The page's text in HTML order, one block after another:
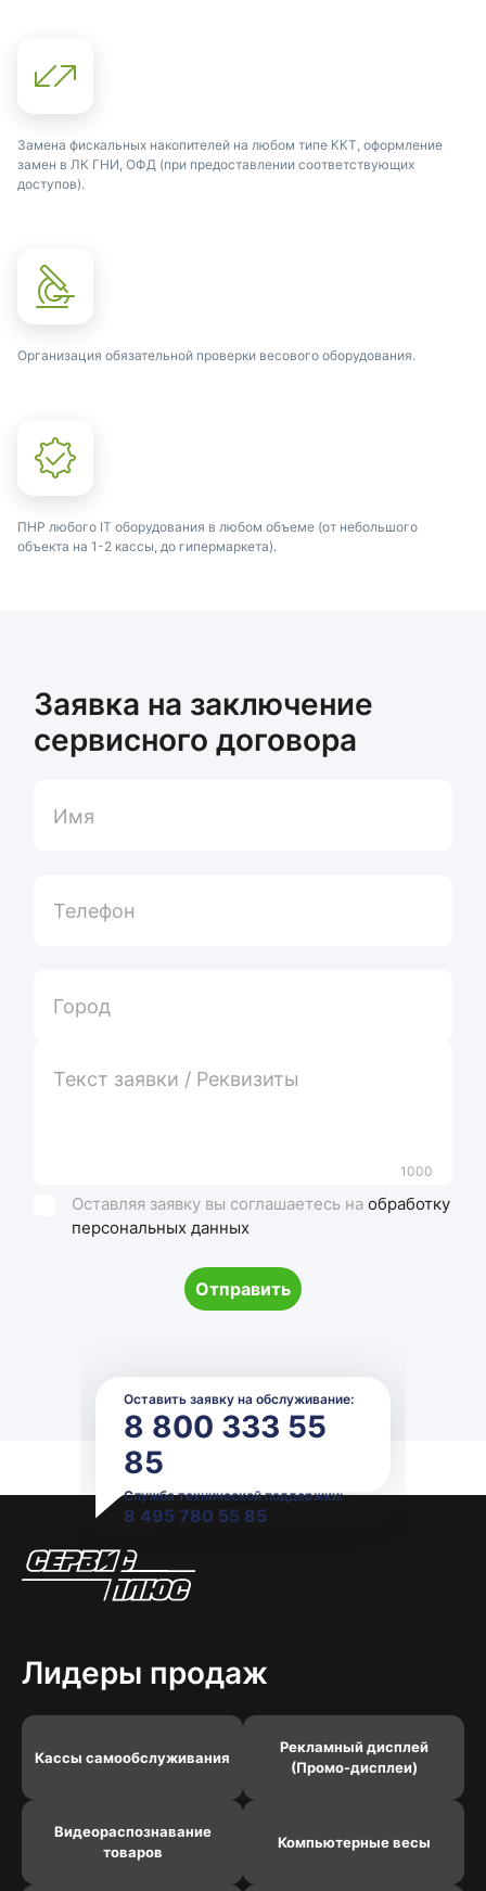
Замена фискальных накопителей на любом типе ККТ, оформление
замен в ЛК ГНИ, ОФД (при предоставлении соответствующих
доступов).
Организация обязательной проверки весового оборудования.
ПНР любого IT оборудования в любом объеме (от небольшого
объекта на 1-2 кассы, до гипермаркета).
Заявка на заключение
сервисного договора
Имя
Телефон
Город
Текст заявки / Реквизиты
1000
Оставляя заявку вы соглашаетесь на обработку
персональных данных
Отправить
Оставить заявку на обслуживание:
8 800 333 55
85
Служба технической поддержки:
8 495 780 55 85
Лидеры продаж
Кассы самообслуживания
Рекламный дисплей
(Промо-дисплеи)
Видеораспознавание
товаров
Компьютерные весы